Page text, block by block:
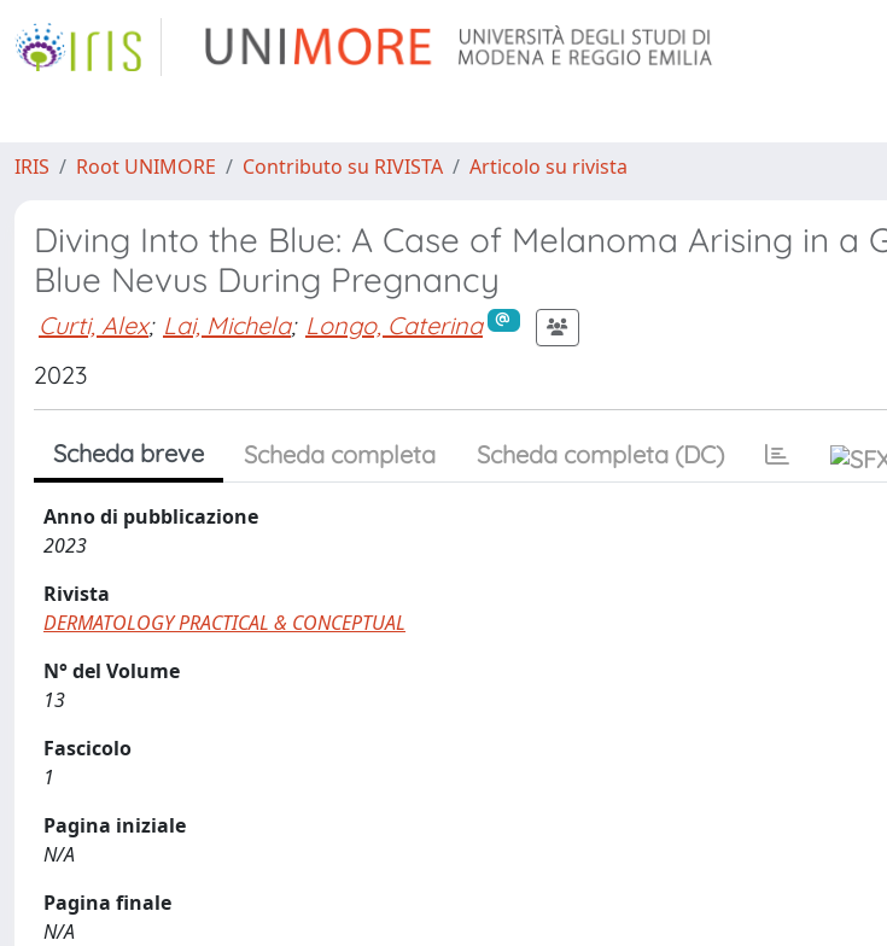
IRIS Root UNIMORE Contributo su RIVISTA Articolo su rivista
Diving Into the Blue: A Case of Melanoma Arising in a
Blue Nevus During Pregnancy
Curti, Alex; Lai, Michela; Longo, Caterina
2023
Scheda breve Scheda completa Scheda completa (DC)
Anno di pubblicazione
2023
Rivista
DERMATOLOGY PRACTICAL & CONCEPTUAL
N° del Volume
13
Fascicolo
1
Pagina iniziale
N/A
Pagina finale
N/A